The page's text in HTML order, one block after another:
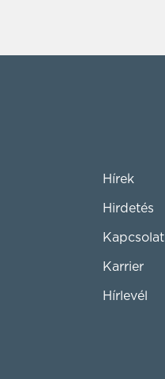
Hírek
Hirdetés
Kapcsolat
Karrier
Hírlevél